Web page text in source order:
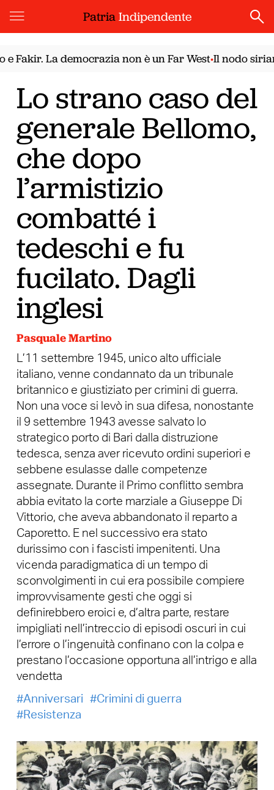
PatriaIndipendente
La democrazia non è un Far West•Il nodo siriano. Il
Lo strano caso del
generale Bellomo,
che dopo
l’armistizio
combatté i
tedeschi e fu
fucilato. Dagli
inglesi
Pasquale Martino
L’11 settembre 1945, unico alto ufficiale
italiano, venne condannato da un tribunale
britannico e giustiziato per crimini di guerra.
Non una voce si levò in sua difesa, nonostante
il 9 settembre 1943 avesse salvato lo
strategico porto di Bari dalla distruzione
tedesca, senza aver ricevuto ordini superiori e
sebbene esulasse dalle competenze
assegnate. Durante il Primo conflitto sembra
abbia evitato la corte marziale a Giuseppe Di
Vittorio, che aveva abbandonato il reparto a
Caporetto. E nel successivo era stato
durissimo con i fascisti impenitenti. Una
vicenda paradigmatica di un tempo di
sconvolgimenti in cui era possibile compiere
improvvisamente gesti che oggi si
definirebbero eroici e, d’altra parte, restare
impigliati nell’intreccio di episodi oscuri in cui
l’errore o l’ingenuità confinano con la colpa e
prestano l’occasione opportuna all’intrigo e alla
vendetta
Anniversari
Crimini di guerra
Resistenza